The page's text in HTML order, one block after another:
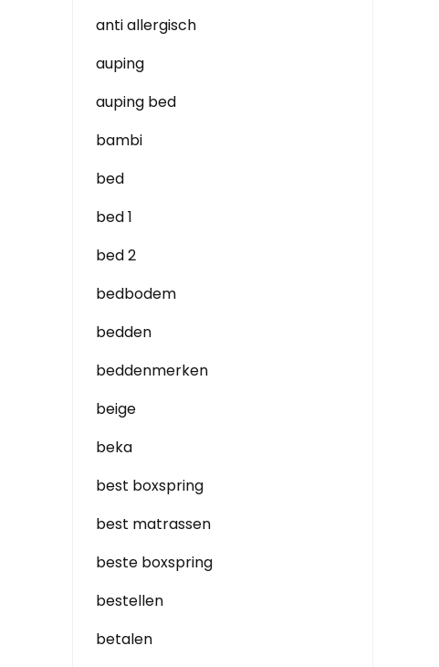
anti allergisch
auping
auping bed
bambi
bed
bed 1
bed 2
bedbodem
bedden
beddenmerken
beige
beka
best boxspring
best matrassen
beste boxspring
bestellen
betalen